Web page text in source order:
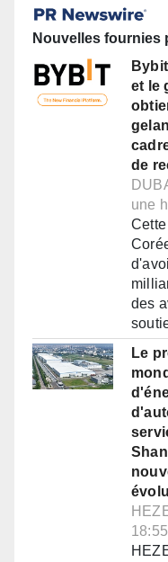
Nouvelles fournies
et le
de
une
des
Le
18:55